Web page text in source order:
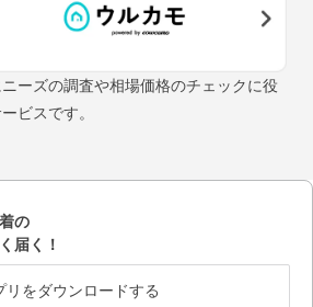
ーズの調査や相場価格のチェックに役
ビスです。
の
届く！
リをダウンロードする